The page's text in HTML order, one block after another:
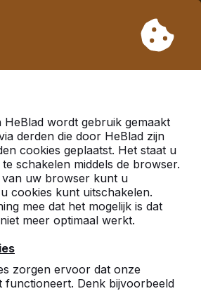
rekening met langere levertijden.
HeBlad wordt gebruik gemaakt
derden die door HeBlad zijn
cookies geplaatst. Het staat u
schakelen middels de browser.
uw browser kunt u
cookies kunt uitschakelen.
mee dat het mogelijk is dat
meer optimaal werkt.
zorgen ervoor dat onze
Denk bijvoorbeeld
30.000 producten verkocht